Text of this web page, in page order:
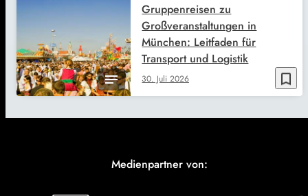
bookmark_border
30. Juli 2026
Gruppenreisen zu
Großveranstaltungen in
München: Leitfaden für
Transport und Logistik
Medienpartner von: